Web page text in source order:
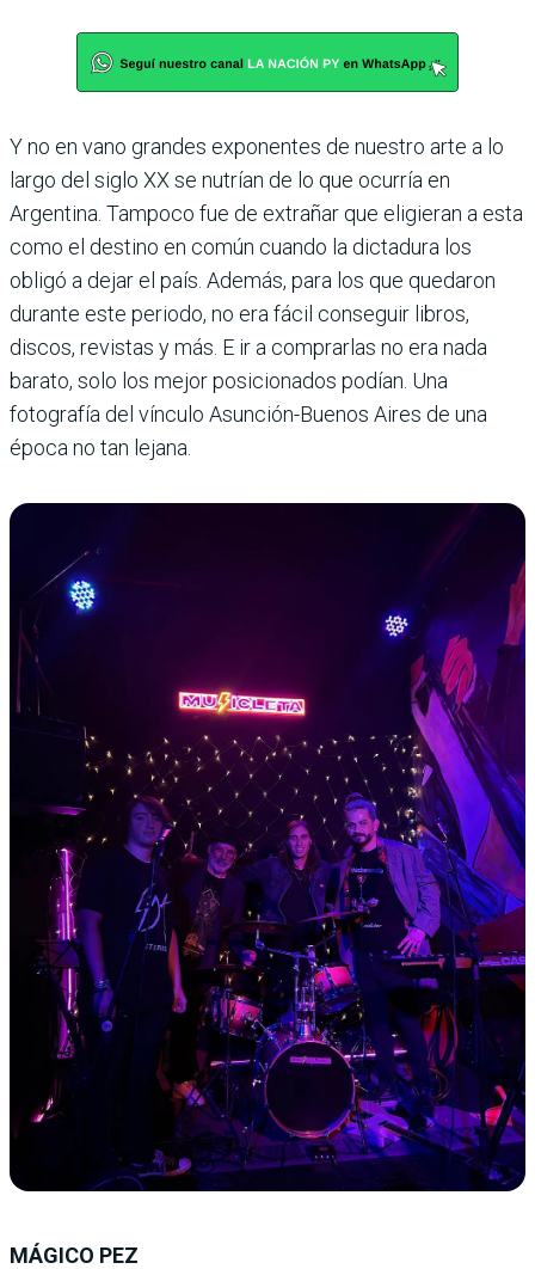
Y no en vano grandes exponentes de nuestro arte a lo
largo del siglo XX se nutrían de lo que ocurría en
Argentina. Tampoco fue de extrañar que eligieran a esta
como el destino en común cuando la dictadura los
obligó a dejar el país. Además, para los que quedaron
durante este periodo, no era fácil conseguir libros,
discos, revistas y más. E ir a comprarlas no era nada
barato, solo los mejor posicionados podían. Una
fotografía del vínculo Asunción-Buenos Aires de una
época no tan lejana.
MÁGICO PEZ